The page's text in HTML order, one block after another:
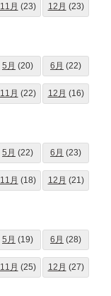
11月 (23) 12月 (23)
5月 (20) 6月 (22)
11月 (22) 12月 (16)
5月 (22) 6月 (23)
11月 (18) 12月 (21)
5月 (19) 6月 (28)
11月 (25) 12月 (27)